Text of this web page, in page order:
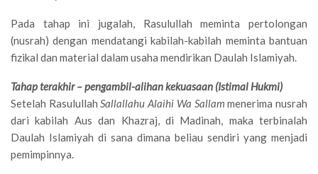
Pada tahap ini jugalah, Rasulullah meminta pertolongan
(nusrah) dengan mendatangi kabilah-kabilah meminta bantuan
fizikal dan material dalam usaha mendirikan Daulah Islamiyah.
Tahap terakhir – pengambil-alihan kekuasaan (Istimal Hukmi)
Setelah RasulullahSallallahu Alaihi Wa Sallammenerima nusrah
dari kabilah Aus dan Khazraj, di Madinah, maka terbinalah
Daulah Islamiyah di sana dimana beliau sendiri yang menjadi
pemimpinnya.